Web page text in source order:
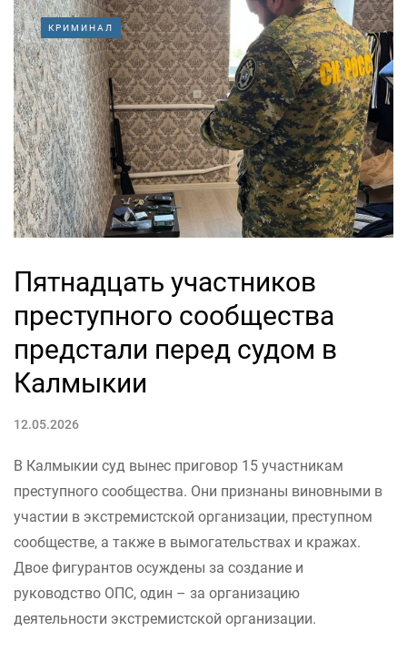
КРИМИНАЛ
Пятнадцать участников
преступного сообщества
предстали перед судом в
Калмыкии
12.05.2026
В Калмыкии суд вынес приговор 15 участникам
преступного сообщества. Они признаны виновными в
участии в экстремистской организации, преступном
сообществе, а также в вымогательствах и кражах.
Двое фигурантов осуждены за создание и
руководство ОПС, один – за организацию
деятельности экстремистской организации.